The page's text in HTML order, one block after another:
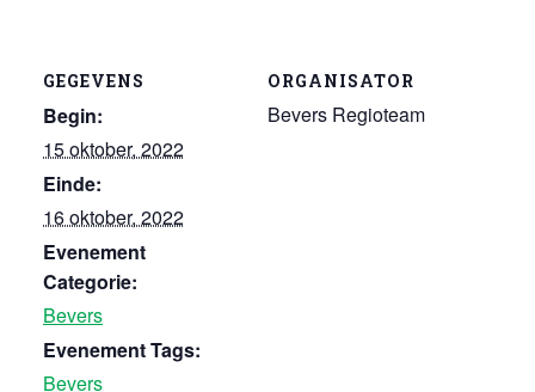
GEGEVENS
Begin:
15 oktober, 2022
Einde:
16 oktober, 2022
Evenement
Categorie:
Bevers
Evenement Tags:
Bevers
ORGANISATOR
Bevers Regioteam